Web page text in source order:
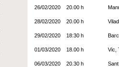
26/02/2020 20.00 h
28/02/2020 20.00 h
29/02/2020 18:30 h
01/03/2020 18.00 h Vic,
06/03/2020 20.30 h